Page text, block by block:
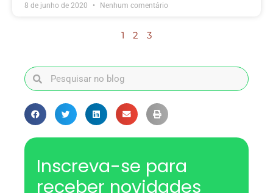
8 de junho de 2020 Nenhum comentário
1 2 3
Inscreva-se para
receber novidades